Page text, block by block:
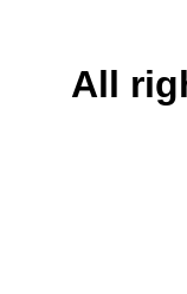
All